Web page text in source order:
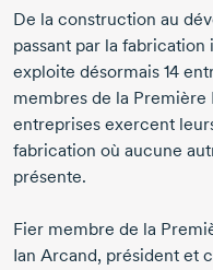
De la construction au
passant par la
exploite désormais 14
membres de la Première
entreprises exercent
fabrication où aucune
présente.
Fier membre de la
Ian Arcand, président et